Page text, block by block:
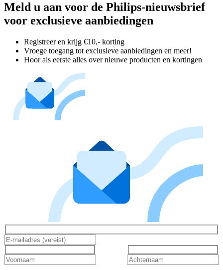
Meld u aan voor de Philips-nieuwsbrief
voor exclusieve aanbiedingen
Registreer en krijg €10,- korting
Vroege toegang tot exclusieve aanbiedingen en meer!
Hoor als eerste alles over nieuwe producten en kortingen